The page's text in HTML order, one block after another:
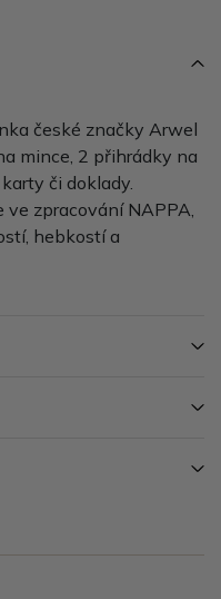
české značky Arwel
mince, 2 přihrádky na
či doklady.
zpracování NAPPA,
hebkostí a